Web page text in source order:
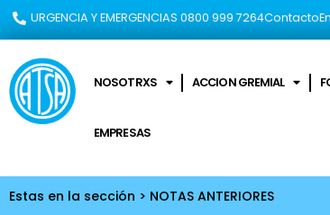
URGENCIA Y EMERGENCIAS 0800 999 7264​Contacto
NOSOTRXS ACCION GREMIAL
EMPRESAS
Estas en la sección > NOTAS ANTERIORES